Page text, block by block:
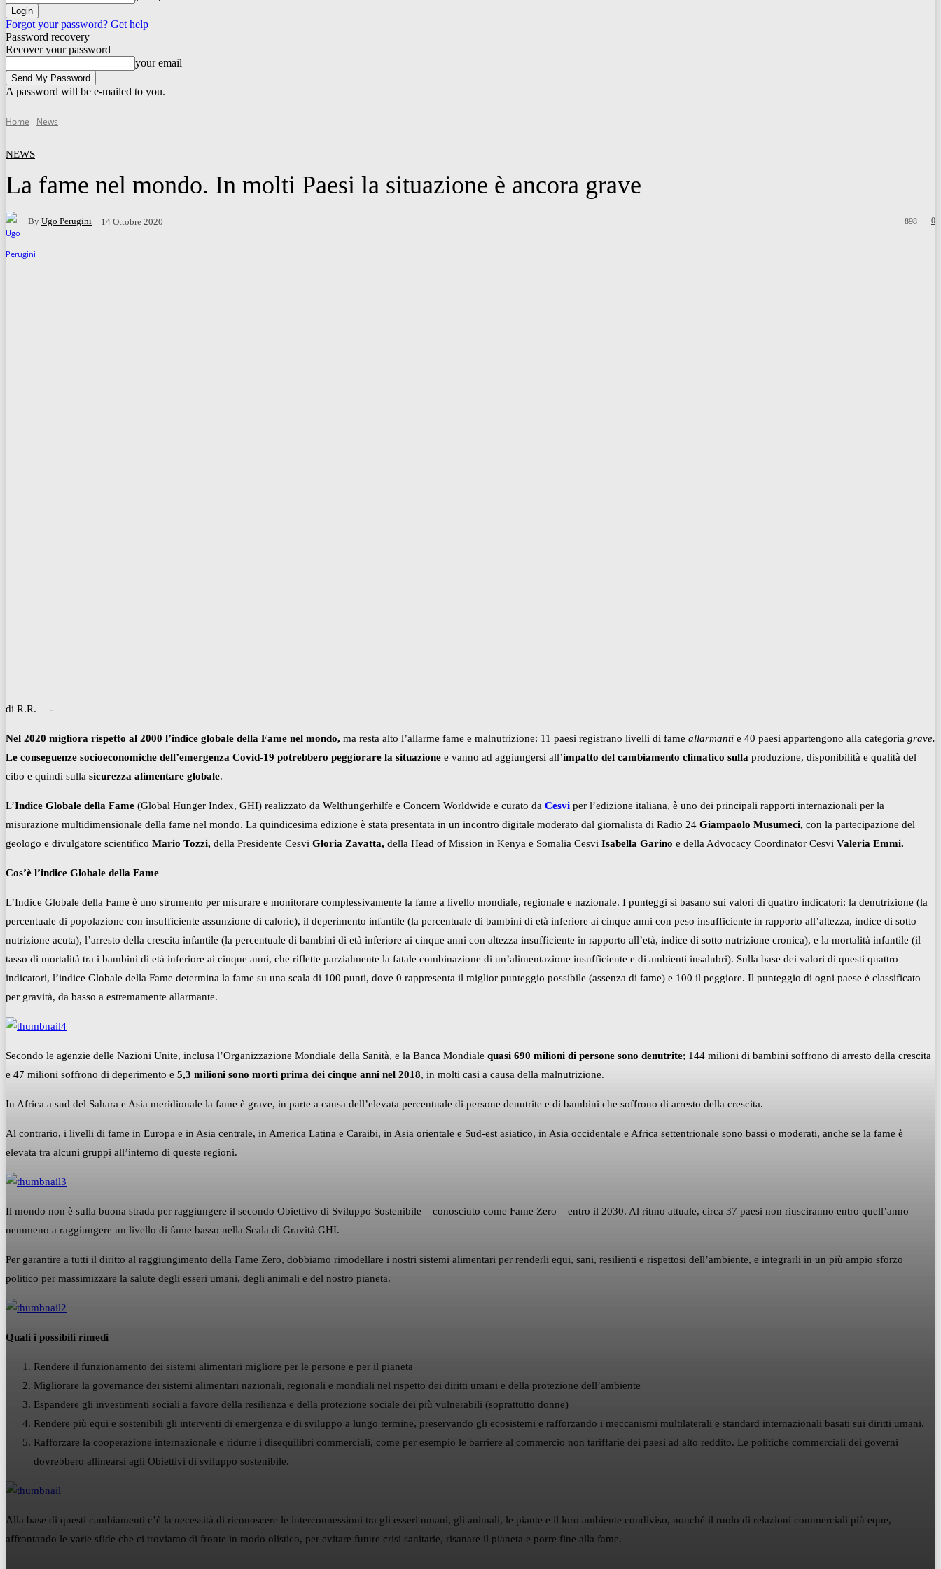
Forgot your password? Get help
Password recovery
Recover your password
your email
A password will be e-mailed to you.
Home News
NEWS
La fame nel mondo. In molti Paesi la situazione è ancora grave
By Ugo Perugini 14 Ottobre 2020 0
898
di R.R. —-
Nel 2020 migliora rispetto al 2000 l’indice globale della Fame nel mondo, ma resta alto l’allarme fame e malnutrizione: 11 paesi registrano livelli di fame allarmanti e 40 paesi appartengono alla categoria grave.
Le conseguenze socioeconomiche dell’emergenza Covid-19 potrebbero peggiorare la situazione e vanno ad aggiungersi all’impatto del cambiamento climatico sulla produzione, disponibilità e qualità del
cibo e quindi sulla sicurezza alimentare globale.
L’Indice Globale della Fame (Global Hunger Index, GHI) realizzato da Welthungerhilfe e Concern Worldwide e curato da Cesvi per l’edizione italiana, è uno dei principali rapporti internazionali per la
misurazione multidimensionale della fame nel mondo. La quindicesima edizione è stata presentata in un incontro digitale moderato dal giornalista di Radio 24 Giampaolo Musumeci, con la partecipazione del
geologo e divulgatore scientifico Mario Tozzi, della Presidente Cesvi Gloria Zavatta, della Head of Mission in Kenya e Somalia Cesvi Isabella Garino e della Advocacy Coordinator Cesvi Valeria Emmi.
Cos’è l’indice Globale della Fame
L’Indice Globale della Fame è uno strumento per misurare e monitorare complessivamente la fame a livello mondiale, regionale e nazionale. I punteggi si basano sui valori di quattro indicatori: la denutrizione (la
percentuale di popolazione con insufficiente assunzione di calorie), il deperimento infantile (la percentuale di bambini di età inferiore ai cinque anni con peso insufficiente in rapporto all’altezza, indice di sotto
nutrizione acuta), l’arresto della crescita infantile (la percentuale di bambini di età inferiore ai cinque anni con altezza insufficiente in rapporto all’età, indice di sotto nutrizione cronica), e la mortalità infantile (il
tasso di mortalità tra i bambini di età inferiore ai cinque anni, che riflette parzialmente la fatale combinazione di un’alimentazione insufficiente e di ambienti insalubri). Sulla base dei valori di questi quattro
indicatori, l’indice Globale della Fame determina la fame su una scala di 100 punti, dove 0 rappresenta il miglior punteggio possibile (assenza di fame) e 100 il peggiore. Il punteggio di ogni paese è classificato
per gravità, da basso a estremamente allarmante.
Secondo le agenzie delle Nazioni Unite, inclusa l’Organizzazione Mondiale della Sanità, e la Banca Mondiale quasi 690 milioni di persone sono denutrite; 144 milioni di bambini soffrono di arresto della crescita
e 47 milioni soffrono di deperimento e 5,3 milioni sono morti prima dei cinque anni nel 2018, in molti casi a causa della malnutrizione.
In Africa a sud del Sahara e Asia meridionale la fame è grave, in parte a causa dell’elevata percentuale di persone denutrite e di bambini che soffrono di arresto della crescita.
Al contrario, i livelli di fame in Europa e in Asia centrale, in America Latina e Caraibi, in Asia orientale e Sud-est asiatico, in Asia occidentale e Africa settentrionale sono bassi o moderati, anche se la fame è
elevata tra alcuni gruppi all’interno di queste regioni.
Il mondo non è sulla buona strada per raggiungere il secondo Obiettivo di Sviluppo Sostenibile – conosciuto come Fame Zero – entro il 2030. Al ritmo attuale, circa 37 paesi non riusciranno entro quell’anno
nemmeno a raggiungere un livello di fame basso nella Scala di Gravità GHI.
Per garantire a tutti il diritto al raggiungimento della Fame Zero, dobbiamo rimodellare i nostri sistemi alimentari per renderli equi, sani, resilienti e rispettosi dell’ambiente, e integrarli in un più ampio sforzo
politico per massimizzare la salute degli esseri umani, degli animali e del nostro pianeta.
Quali i possibili rimedi
Rendere il funzionamento dei sistemi alimentari migliore per le persone e per il pianeta
Migliorare la governance dei sistemi alimentari nazionali, regionali e mondiali nel rispetto dei diritti umani e della protezione dell’ambiente
Espandere gli investimenti sociali a favore della resilienza e della protezione sociale dei più vulnerabili (soprattutto donne)
Rendere più equi e sostenibili gli interventi di emergenza e di sviluppo a lungo termine, preservando gli ecosistemi e rafforzando i meccanismi multilaterali e standard internazionali basati sui diritti umani.
Rafforzare la cooperazione internazionale e ridurre i disequilibri commerciali, come per esempio le barriere al commercio non tariffarie dei paesi ad alto reddito. Le politiche commerciali dei governi
dovrebbero allinearsi agli Obiettivi di sviluppo sostenibile.
Alla base di questi cambiamenti c’è la necessità di riconoscere le interconnessioni tra gli esseri umani, gli animali, le piante e il loro ambiente condiviso, nonché il ruolo di relazioni commerciali più eque,
affrontando le varie sfide che ci troviamo di fronte in modo olistico, per evitare future crisi sanitarie, risanare il pianeta e porre fine alla fame.